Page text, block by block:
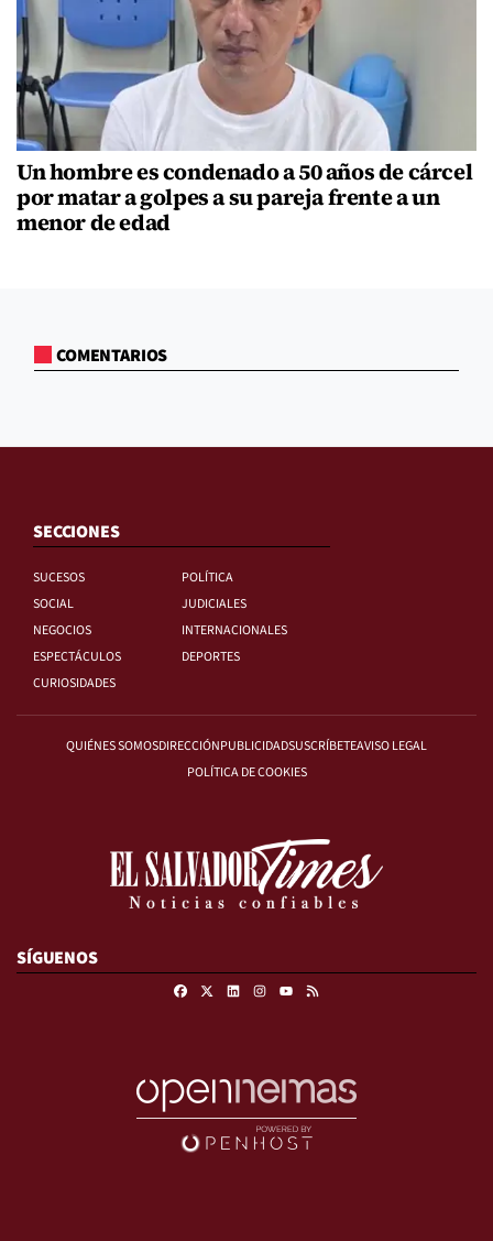
Un hombre es condenado a 50 años de cárcel
por matar a golpes a su pareja frente a un
menor de edad
COMENTARIOS
SECCIONES
SUCESOS
POLÍTICA
SOCIAL
JUDICIALES
NEGOCIOS
INTERNACIONALES
ESPECTÁCULOS
DEPORTES
CURIOSIDADES
QUIÉNES SOMOSDIRECCIÓNPUBLICIDADSUSCRÍBETEAVISO LEGAL
POLÍTICA DE COOKIES
SÍGUENOS
FacebookLinkedinInstagram